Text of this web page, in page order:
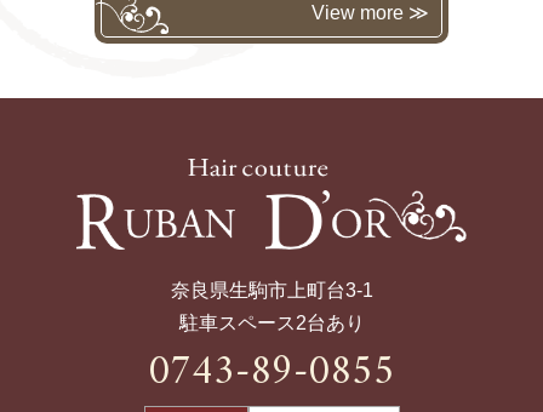
View more ≫
奈良県生駒市上町台3-1
駐車スペース2台あり
0743-89-0855